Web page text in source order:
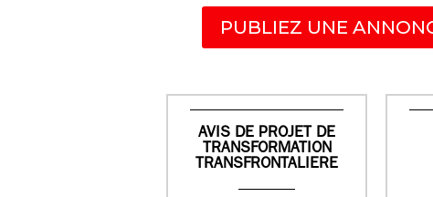
PUBLIEZ UNE
AVIS DE PROJET DE
TRANSFORMATION
TRANSFRONTALIERE